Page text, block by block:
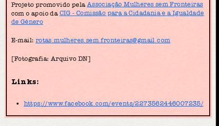
Projeto promovido pela Associação Mulheres sem Fronteiras
com o apoio da CIG - Comissão para a Cidadania e a Igualdade
de Género
E-mail: rotas.mulheres.sem.fronteiras@gmail.com
[Fotografia: Arquivo DN]
Links:
https://www.facebook.com/events/2273562446007235/